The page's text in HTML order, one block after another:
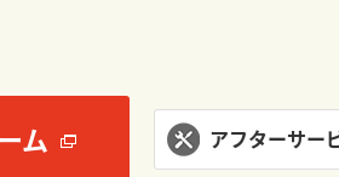
ム アフターサー